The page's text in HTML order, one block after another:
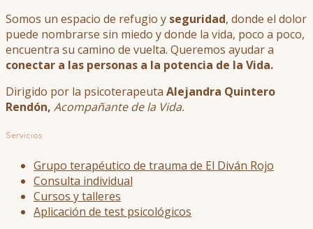
Somos un espacio de refugio y seguridad, donde el dolor
puede nombrarse sin miedo y donde la vida, poco a poco,
encuentra su camino de vuelta. Queremos ayudar a
conectar a las personas a la potencia de la Vida.
Dirigido por la psicoterapeuta Alejandra Quintero
Rendón, Acompañante de la Vida.
Servicios
Grupo terapéutico de trauma de El Diván Rojo
Consulta individual
Cursos y talleres
Aplicación de test psicológicos